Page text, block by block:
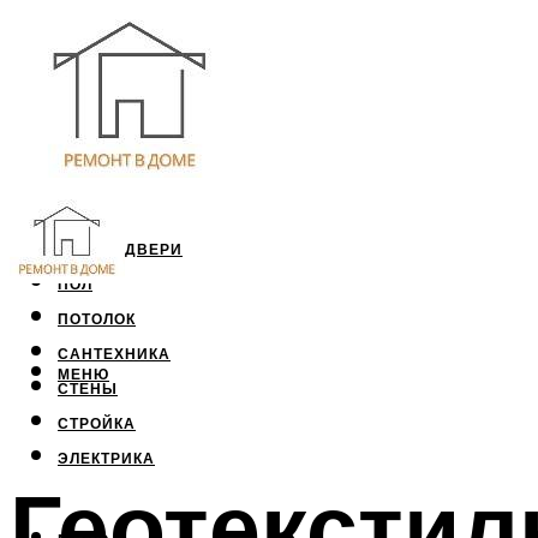
ОКНА И ДВЕРИ
ПОЛ
ПОТОЛОК
САНТЕХНИКА
СТЕНЫ
СТРОЙКА
ЭЛЕКТРИКА
МЕНЮ